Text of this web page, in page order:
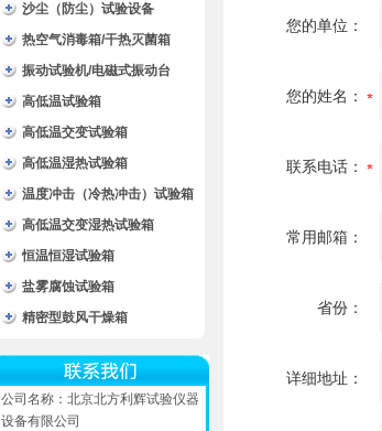
沙尘（防尘）试验设备
热空气消毒箱/干热灭菌箱
振动试验机/电磁式振动台
高低温试验箱
高低温交变试验箱
高低温湿热试验箱
温度冲击（冷热冲击）试验箱
高低温交变湿热试验箱
恒温恒湿试验箱
盐雾腐蚀试验箱
精密型鼓风干燥箱
公司名称：北京北方利辉试验仪器
设备有限公司
您的单位：
您的姓名：
联系电话：
常用邮箱：
省份：
详细地址：